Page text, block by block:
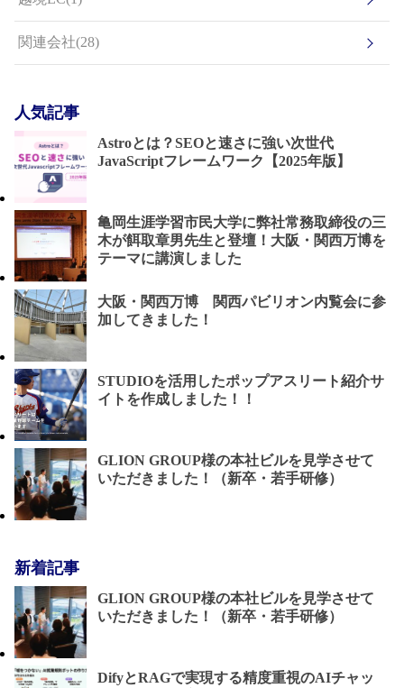
関連会社(28)
人気記事
Astroとは？SEOと速さに強い次世代
JavaScriptフレームワーク【2025年版】
亀岡生涯学習市民大学に弊社常務取締役の三
木が餌取章男先生と登壇！大阪・関西万博を
テーマに講演しました
大阪・関西万博 関西パビリオン内覧会に参
加してきました！
STUDIOを活用したポップアスリート紹介サ
イトを作成しました！！
GLION GROUP様の本社ビルを見学させて
いただきました！（新卒・若手研修）
新着記事
GLION GROUP様の本社ビルを見学させて
いただきました！（新卒・若手研修）
DifyとRAGで実現する精度重視のAIチャッ